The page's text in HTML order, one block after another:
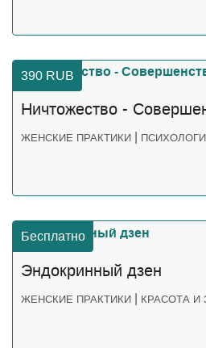
390 RUB
Ничтожество -
ЖЕНСКИЕ ПРАКТИКИ |
Бесплатно
Эндокринный дзен
ЖЕНСКИЕ ПРАКТИКИ | КРАСОТА И